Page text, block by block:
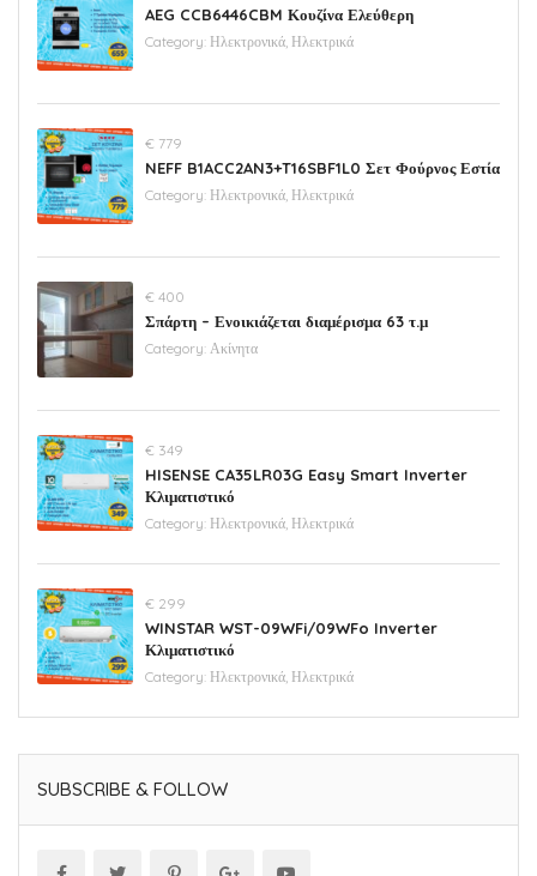
AEG CCB6446CBM Κουζίνα Ελεύθερη
Category: Ηλεκτρονικά, Ηλεκτρικά
€ 779
NEFF B1ACC2AN3+T16SBF1L0 Σετ Φούρνος Εστία
Category: Ηλεκτρονικά, Ηλεκτρικά
€ 400
Σπάρτη – Ενοικιάζεται διαμέρισμα 63 τ.μ
Category: Ακίνητα
€ 349
HISENSE CA35LR03G Easy Smart Inverter
Κλιματιστικό
Category: Ηλεκτρονικά, Ηλεκτρικά
€ 299
WINSTAR WST-09WFi/09WFo Inverter
Κλιματιστικό
Category: Ηλεκτρονικά, Ηλεκτρικά
SUBSCRIBE & FOLLOW